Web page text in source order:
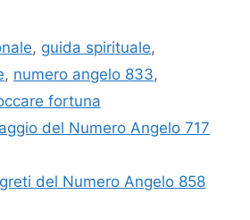
, guida spirituale,
, numero angelo 833,
fortuna
del Numero Angelo 717
del Numero Angelo 858